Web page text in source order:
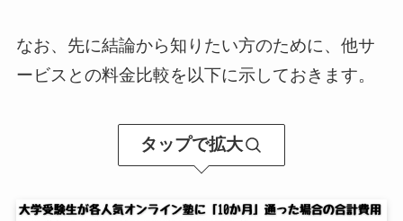
なお、先に結論から知りたい方のために、他サ
ービスとの料金比較を以下に示しておきます。
タップで拡大